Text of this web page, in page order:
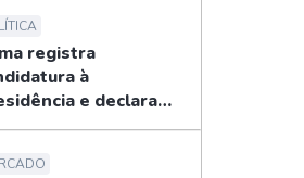
registra
à
e declara
de R$ 178